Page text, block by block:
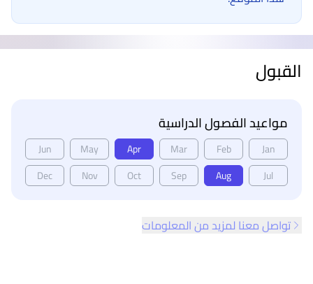
القبول
مواعيد الفصول الدراسية
Jan
Feb
Mar
Apr
May
Jun
Jul
Aug
Sep
Oct
Nov
Dec
تواصل معنا لمزيد من المعلومات